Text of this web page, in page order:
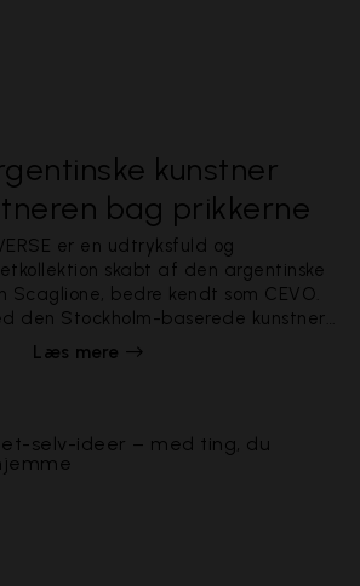
kunstner
bag prikkerne
er en udtryksfuld og
skabt af den argentinske
Scaglione, bedre kendt som CEVO.
den Stockholm-baserede kunstner
hans arbejde og proces.
Læs mere